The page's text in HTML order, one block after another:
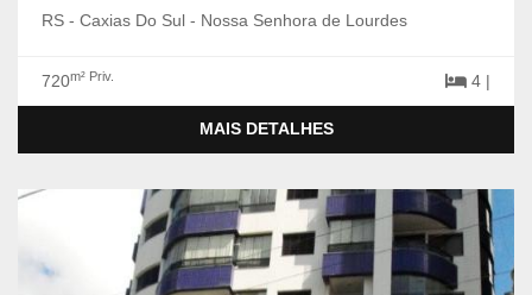
RS - Caxias Do Sul - Nossa Senhora de Lourdes
720m² Priv. 4 |
MAIS DETALHES